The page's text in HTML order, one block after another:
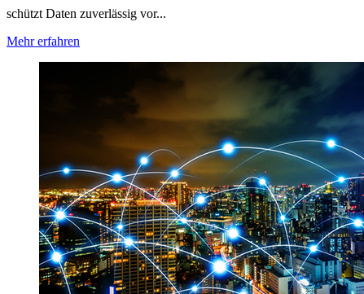
schützt Daten zuverlässig vor...
Mehr erfahren